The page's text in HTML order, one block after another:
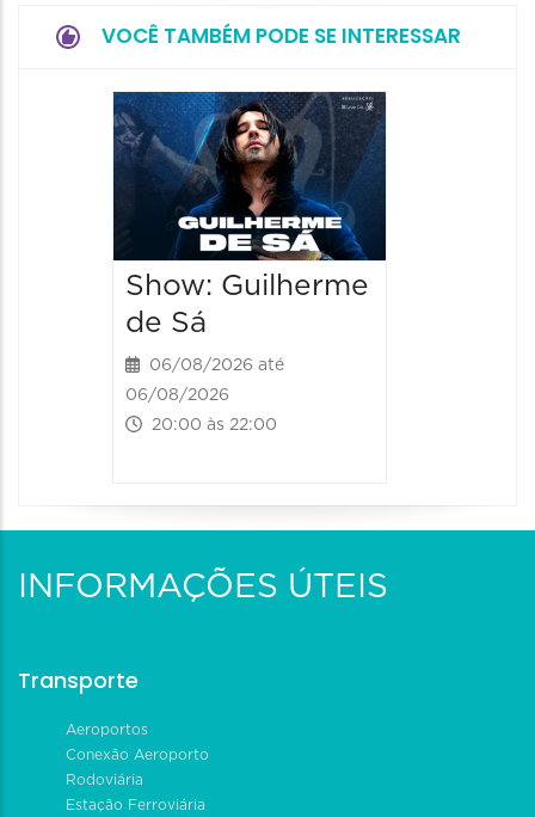
VOCÊ TAMBÉM PODE SE INTERESSAR
Show: Guilherme
de Sá
06/08/2026 até
06/08/2026
20:00 às 22:00
INFORMAÇÕES ÚTEIS
Transporte
Aeroportos
Conexão Aeroporto
Rodoviária
Estação Ferroviária